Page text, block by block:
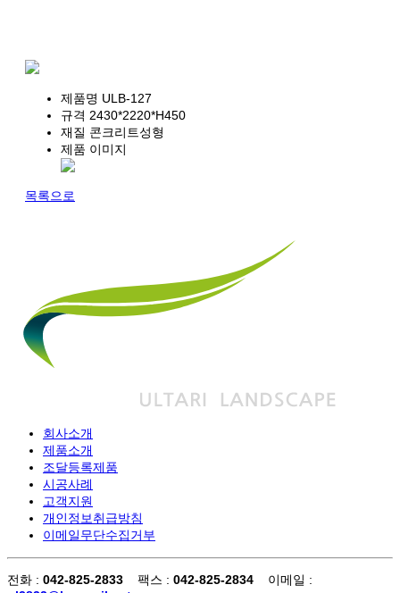
제품명 ULB-127
규격 2430*2220*H450
재질 콘크리트성형
제품 이미지
목록으로
회사소개
제품소개
조달등록제품
시공사례
고객지원
개인정보취급방침
이메일무단수집거부
전화 : 042-825-2833 팩스 : 042-825-2834 이메일 :